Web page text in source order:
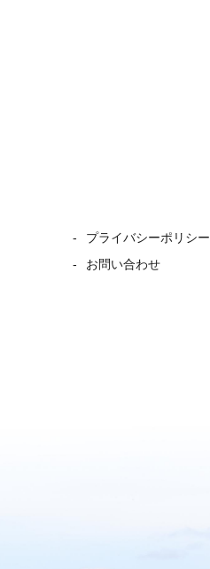
プライバシーポリシー
お問い合わせ